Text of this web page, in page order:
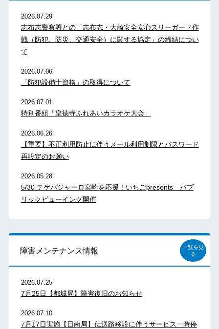
2026.07.29
志布志警察署との「志布志・大崎安全安心スリーガード作
戦（防犯、防災、交通安全）に関する協定」の締結につい
て
2026.07.06
「防犯設備士資格」の取得について
2026.07.01
特別番組「皇徳寺ふれあいカラオケ大会」
2026.06.26
【重要】不正利用防止に伴うメール利用制限とパスワード
再設定のお願い
2026.05.28
5/30 テゲバジャーロ宮崎を応援！いちごpresents パブ
リックビューイング開催
障害メンテナンス情報
一覧を見
る
2026.07.25
7月25日【都城局】障害復旧のお知らせ
2026.07.10
7月17日実施【日南局】伝送路移設に伴うサービス一時停